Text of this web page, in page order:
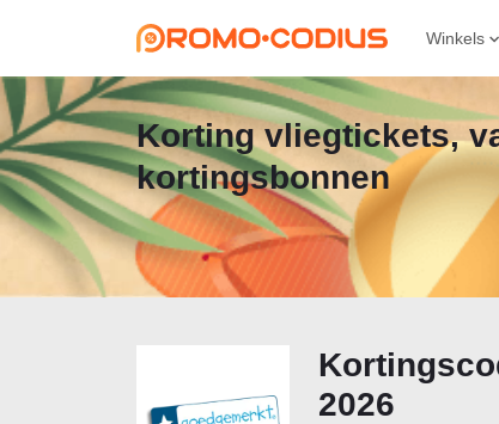
Winkels
Korting vliegtickets,
kortingsbonnen
2026